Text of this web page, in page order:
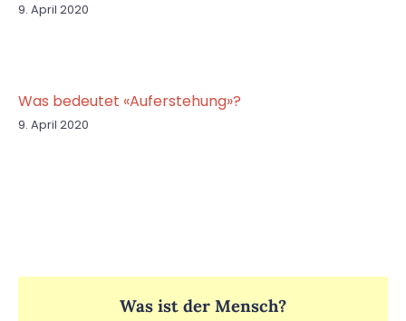
9. April 2020
Was bedeutet «Auferstehung»?
9. April 2020
Was ist der Mensch?